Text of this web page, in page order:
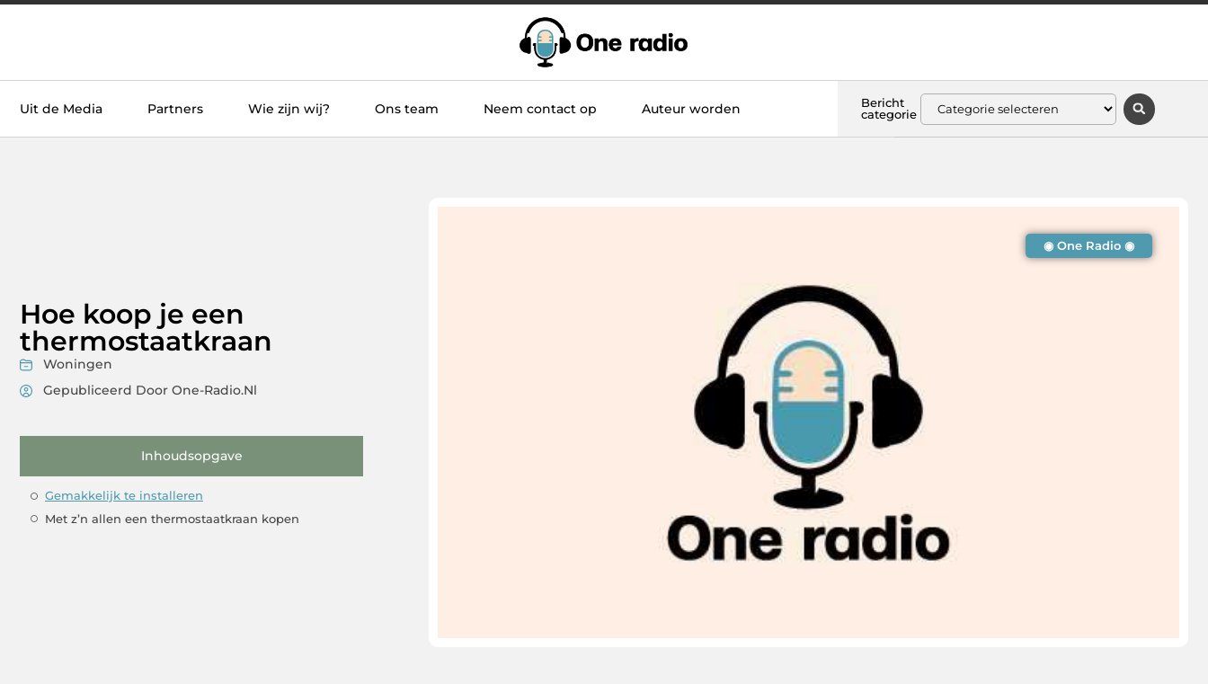
Uit de Media Partners Wie zijn wij? Ons team Neem contact op Auteur worden
Bericht
categorie
Hoe koop je een
thermostaatkraan
Woningen
Gepubliceerd Door One-Radio.nl
Inhoudsopgave
Gemakkelijk te installeren
Met z’n allen een thermostaatkraan kopen
◉ One Radio ◉